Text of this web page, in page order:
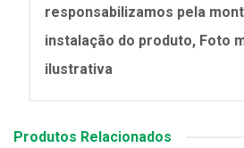
responsabilizamos pela
instalação do produto, Foto
ilustrativa
Produtos Relacionados